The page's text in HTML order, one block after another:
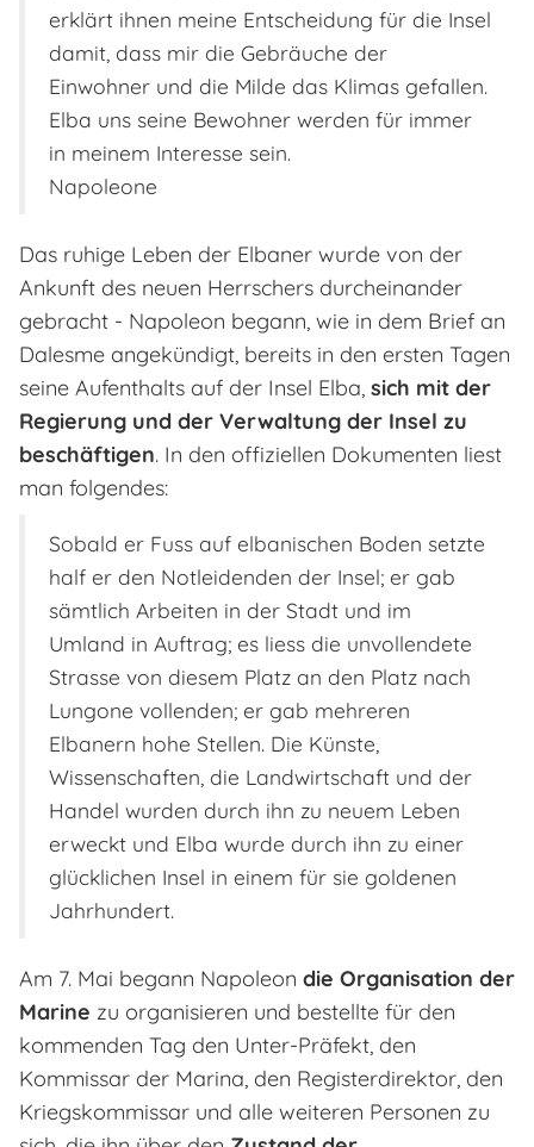
erklärt ihnen meine Entscheidung für die Insel
damit, dass mir die Gebräuche der
Einwohner und die Milde das Klimas gefallen.
Elba uns seine Bewohner werden für immer
in meinem Interesse sein.
Napoleone
Das ruhige Leben der Elbaner wurde von der
Ankunft des neuen Herrschers durcheinander
gebracht - Napoleon begann, wie in dem Brief an
Dalesme angekündigt, bereits in den ersten Tagen
seine Aufenthalts auf der Insel Elba, sich mit der
Regierung und der Verwaltung der Insel zu
beschäftigen. In den offiziellen Dokumenten liest
man folgendes:
Sobald er Fuss auf elbanischen Boden setzte
half er den Notleidenden der Insel; er gab
sämtlich Arbeiten in der Stadt und im
Umland in Auftrag; es liess die unvollendete
Strasse von diesem Platz an den Platz nach
Lungone vollenden; er gab mehreren
Elbanern hohe Stellen. Die Künste,
Wissenschaften, die Landwirtschaft und der
Handel wurden durch ihn zu neuem Leben
erweckt und Elba wurde durch ihn zu einer
glücklichen Insel in einem für sie goldenen
Jahrhundert.
Am 7. Mai begann Napoleon die Organisation der
Marine zu organisieren und bestellte für den
kommenden Tag den Unter-Präfekt, den
Kommissar der Marina, den Registerdirektor, den
Kriegskommissar und alle weiteren Personen zu